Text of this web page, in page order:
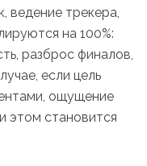
ведение трекера,
на 100%:
разброс финалов,
если цель
ощущение
этом становится